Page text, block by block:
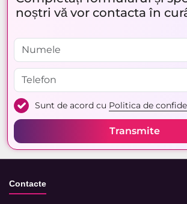
noștri vă vor contacta în
Sunt de acord cu Politica de
Transmite
Contacte